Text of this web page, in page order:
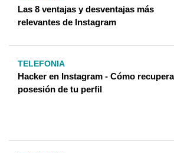
Las 8 ventajas y desventajas más
relevantes de Instagram
TELEFONIA
Hacker en Instagram - Cómo
posesión de tu perfil